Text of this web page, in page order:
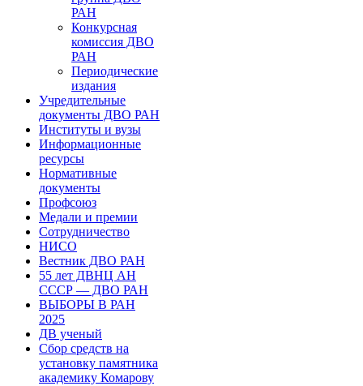
РАН
Конкурсная
комиссия ДВО
РАН
Периодические
издания
Учредительные
документы ДВО РАН
Институты и вузы
Информационные
ресурсы
Нормативные
документы
Профсоюз
Медали и премии
Сотрудничество
НИСО
Вестник ДВО РАН
55 лет ДВНЦ АН
СССР — ДВО РАН
ВЫБОРЫ В РАН
2025
ДВ ученый
Сбор средств на
установку памятника
академику Комарову